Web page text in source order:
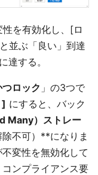
を有効化し、[ロ
並ぶ「良い」到達
達する。
ロック 」の3つで
] にすると、バック
Many）ストレー
不可）**になりま
変性を無効化して
ンプライアンス要